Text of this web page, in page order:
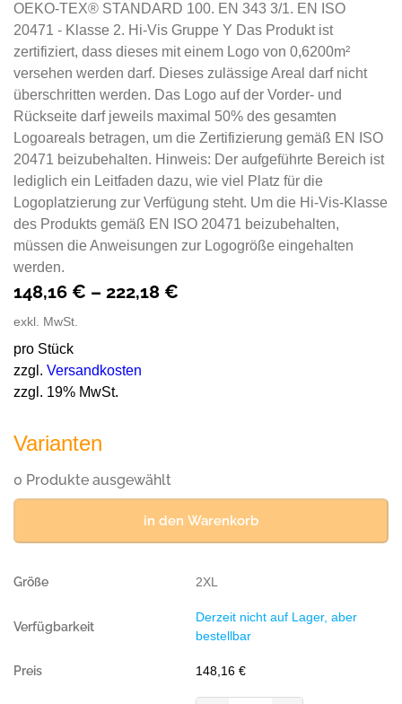
OEKO-TEX® STANDARD 100. EN 343 3/1. EN ISO
20471 - Klasse 2. Hi-Vis Gruppe Y Das Produkt ist
zertifiziert, dass dieses mit einem Logo von 0,6200m²
versehen werden darf. Dieses zulässige Areal darf nicht
überschritten werden. Das Logo auf der Vorder- und
Rückseite darf jeweils maximal 50% des gesamten
Logoareals betragen, um die Zertifizierung gemäß EN ISO
20471 beizubehalten. Hinweis: Der aufgeführte Bereich ist
lediglich ein Leitfaden dazu, wie viel Platz für die
Logoplatzierung zur Verfügung steht. Um die Hi-Vis-Klasse
des Produkts gemäß EN ISO 20471 beizubehalten,
müssen die Anweisungen zur Logogröße eingehalten
werden.
148,16 € – 222,18 €
exkl. MwSt.
pro Stück
zzgl. Versandkosten
zzgl. 19% MwSt.
Varianten
0 Produkte ausgewählt
in den Warenkorb
2XL
Derzeit nicht auf Lager, aber
bestellbar
148,16 €